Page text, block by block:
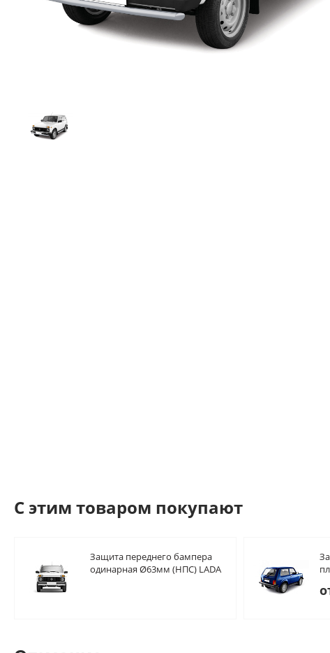
C этим товаром покупают
Защита переднего бампера
одинарная Ø63мм (НПС) LADA